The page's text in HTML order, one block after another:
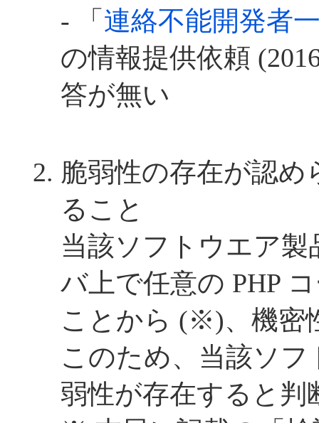
- 「 連絡不能開発者
の情報提供依頼 (
答が無い
脆弱性の存在が認め
ること
当該ソフトウエア
バ上で任意の PHP
ことから (※)、機密
このため、当該ソ
弱性が存在すると判